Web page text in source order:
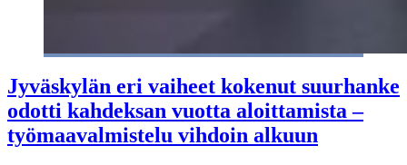
Jyväskylän eri vaiheet kokenut suurhanke
odotti kahdeksan vuotta aloittamista –
työmaavalmistelu vihdoin alkuun